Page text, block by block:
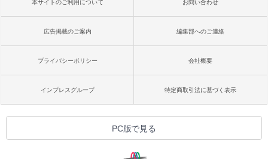
本サイトのご利用について お問い合わせ
広告掲載のご案内 編集部へのご連絡
プライバシーポリシー 会社概要
インプレスグループ 特定商取引法に基づく表示
PC版で見る